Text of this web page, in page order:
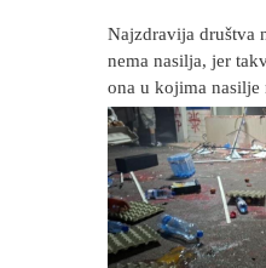
Najzdravija društva
nema nasilja, jer
ona u kojima nasilje